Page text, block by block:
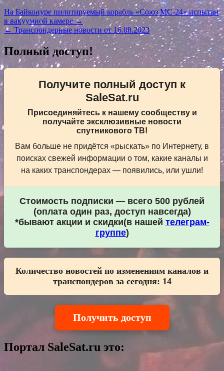
Навигация
по
записям
На Байконуре пилотируемый корабль «Союз МС-24» испытан
в вакуумной камере →
← Транспондерные новости от 16.08.2023
Полный доступ!
Получите полный доступ к
SaleSat.ru
Присоединяйтесь к нашему сообществу и
получайте эксклюзивные новости
спутникового ТВ!
Вам больше не придётся «рыскать» по Интернету, в
поисках свежей информации о том, какие каналы и
на каких транспондерах — появились, или ушли!
Стоимость подписки — всего 500 рублей
(оплата один раз, доступ навсегда)
*бывают акции и скидки(в нашей телеграм-
группе)
Количество новостей по изменениям каналов и
транспондеров за сегодня: 14
Получить доступ
Портал SaleSat.ru это: